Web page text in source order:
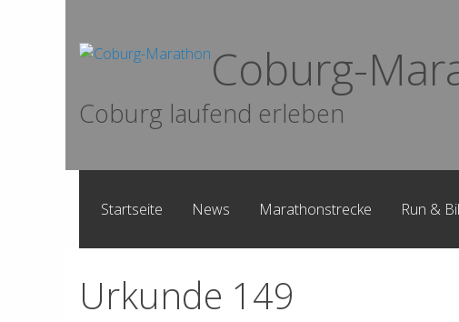
Coburg-
Coburg laufend erleben
Startseite News Marathonstrecke Run &
Urkunde 149